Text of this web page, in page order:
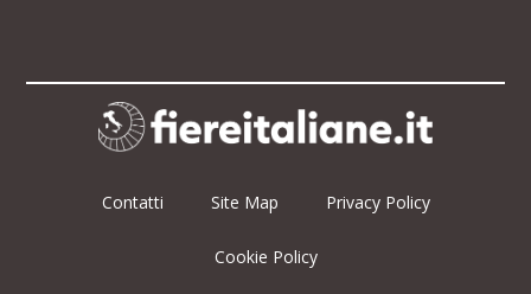
Contatti Site Map Privacy Policy
Cookie Policy